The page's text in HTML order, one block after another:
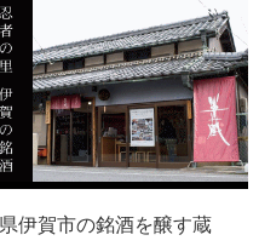
伊賀市の銘酒を醸す蔵